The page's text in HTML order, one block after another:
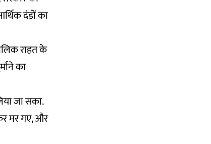
दंडों का
राहत के
का
जा सका.
मर गए, और